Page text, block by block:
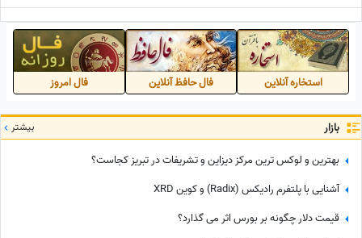
استخاره آنلاین فال حافظ آنلاین فال امروز
بازار بیشتر
بهترین و لوکس ترین مرکز دیزاین و تشریفات در تبریز کجاست؟
آشنایی با پلتفرم رادیکس (Radix) و کوین XRD
قیمت دلار چگونه بر بورس اثر می گذارد؟